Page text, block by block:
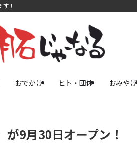
！
おでかけ ヒト・団体 おみやげ
9月30日オープン！